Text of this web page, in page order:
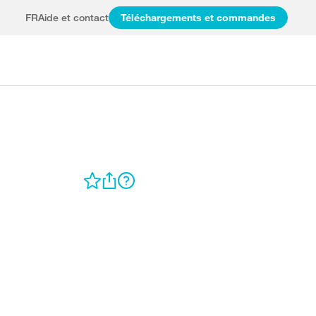
FRAide et contact Téléchargements et commandes